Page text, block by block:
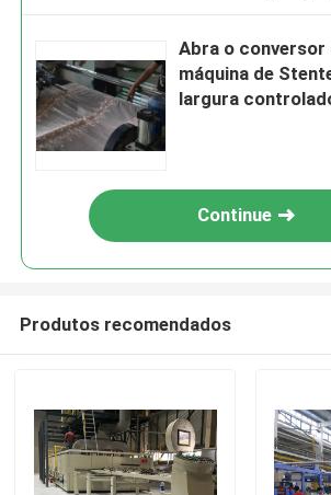
Abra o
máquina de
largura
Continue
Produtos recomendados